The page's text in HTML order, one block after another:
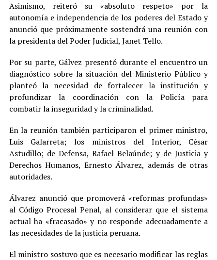
Asimismo, reiteró su «absoluto respeto» por la
autonomía e independencia de los poderes del Estado y
anunció que próximamente sostendrá una reunión con
la presidenta del Poder Judicial, Janet Tello.
Por su parte, Gálvez presentó durante el encuentro un
diagnóstico sobre la situación del Ministerio Público y
planteó la necesidad de fortalecer la institución y
profundizar la coordinación con la Policía para
combatir la inseguridad y la criminalidad.
En la reunión también participaron el primer ministro,
Luis Galarreta; los ministros del Interior, César
Astudillo; de Defensa, Rafael Belaúnde; y de Justicia y
Derechos Humanos, Ernesto Álvarez, además de otras
autoridades.
Álvarez anunció que promoverá «reformas profundas»
al Código Procesal Penal, al considerar que el sistema
actual ha «fracasado» y no responde adecuadamente a
las necesidades de la justicia peruana.
El ministro sostuvo que es necesario modificar las reglas